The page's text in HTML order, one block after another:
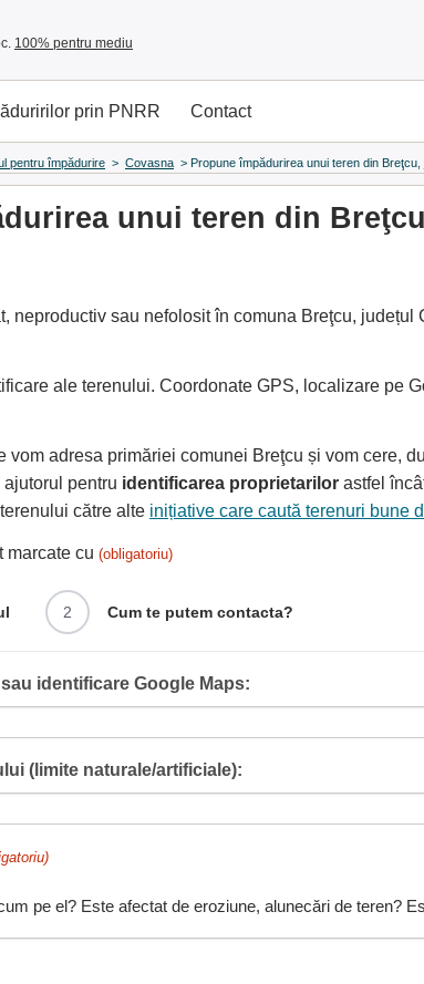
100% pentru mediu
prin PNRR Contact
pentru împădurire > Covasna > Propune împădurirea unui teren din
unui teren din
neproductiv sau nefolosit în comuna Breţcu,
ale terenului. Coordonate GPS, localizare pe
vom adresa primăriei comunei Breţcu și vom cere,
pentru identificarea proprietarilor astfel
către alte inițiative care caută terenuri bune
marcate cu (obligatoriu)
2 Cum te putem contacta?
identificare Google Maps:
(limite naturale/artificiale):
pe el? Este afectat de eroziune, alunecări de teren?